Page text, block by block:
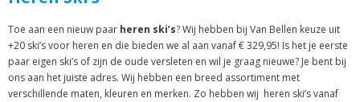
Toe aan een nieuw paar heren ski’s? Wij hebben bij Van Bellen keuze uit
+20 ski’s voor heren en die bieden we al aan vanaf € 329,95! Is het je eerste
paar eigen ski’s of zijn de oude versleten en wil je graag nieuwe? Je bent bij
ons aan het juiste adres. Wij hebben een breed assortiment met
verschillende maten, kleuren en merken. Zo hebben wij heren ski’s vanaf